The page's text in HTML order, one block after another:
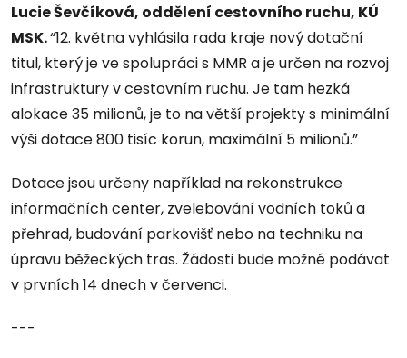
Lucie Ševčíková, oddělení cestovního ruchu, KÚ
MSK.“12. května vyhlásila rada kraje nový dotační
titul, který je ve spolupráci s MMR a je určen na rozvoj
infrastruktury v cestovním ruchu. Je tam hezká
alokace 35 milionů, je to na větší projekty s minimální
výši dotace 800 tisíc korun, maximální 5 milionů.”
Dotace jsou určeny například na rekonstrukce
informačních center, zvelebování vodních toků a
přehrad, budování parkovišť nebo na techniku na
úpravu běžeckých tras. Žádosti bude možné podávat
v prvních 14 dnech v červenci.
---